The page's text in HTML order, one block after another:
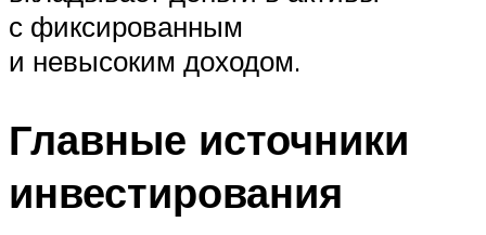
с фиксированным
и невысоким доходом.
Главные источники
инвестирования